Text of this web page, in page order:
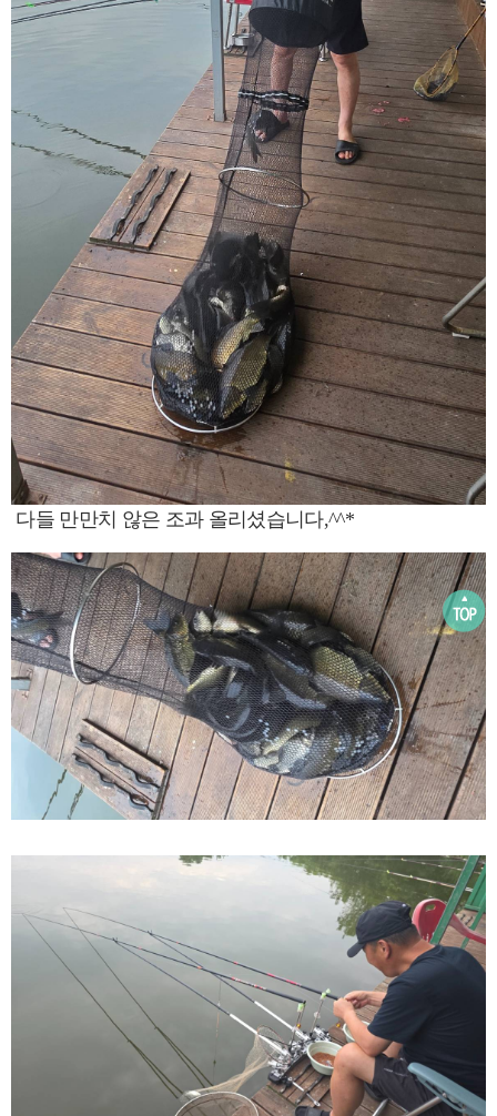
다들 만만치 않은 조과 올리셨습니다,^^*